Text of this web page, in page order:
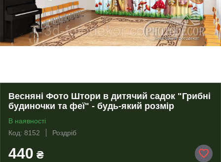
Весняні Фото Штори в дитячий садок "Грибні
будиночки та феї" - будь-який розмір
В наявності
Код: 8152
Роздріб
440 ₴